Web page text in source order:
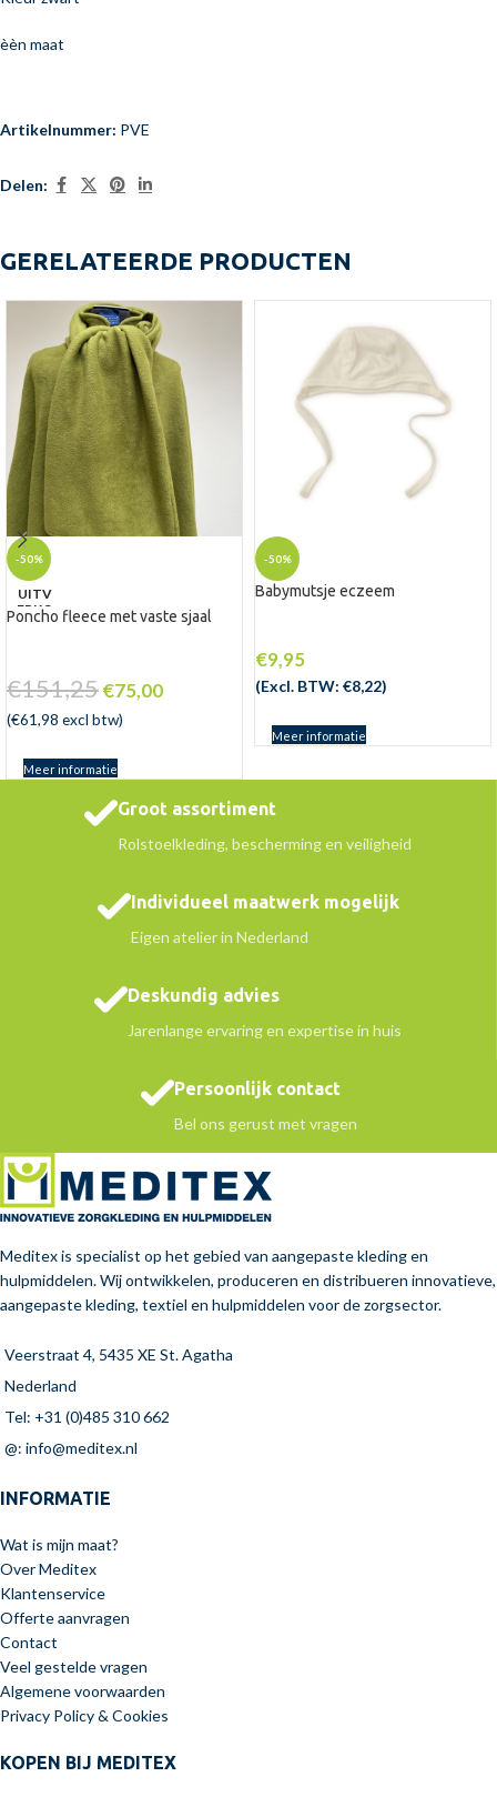
èèn maat
Artikelnummer: PVE
Delen:
GERELATEERDE PRODUCTEN
-50%
UITV
ERKO
CHT
Poncho fleece met vaste sjaal
€151,25€75,00
(€61,98 excl btw)
Meer informatie
-50%
Babymutsje eczeem
€9,95
(Excl. BTW: €8,22)
Meer informatie
Groot assortiment
Rolstoelkleding, bescherming en veiligheid
Individueel maatwerk mogelijk
Eigen atelier in Nederland
Deskundig advies
Jarenlange ervaring en expertise in huis
Persoonlijk contact
Bel ons gerust met vragen
Meditex is specialist op het gebied van aangepaste kleding en
hulpmiddelen. Wij ontwikkelen, produceren en distribueren innovatieve,
aangepaste kleding, textiel en hulpmiddelen voor de zorgsector.
Veerstraat 4, 5435 XE St. Agatha
Nederland
Tel: +31 (0)485 310 662
@: info@meditex.nl
INFORMATIE
Wat is mijn maat?
Over Meditex
Klantenservice
Offerte aanvragen
Contact
Veel gestelde vragen
Algemene voorwaarden
Privacy Policy & Cookies
KOPEN BIJ MEDITEX